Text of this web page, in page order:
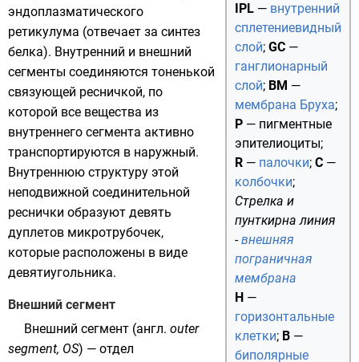
IPL — внутренний
сплетениевидный
слой; GC —
ганглионарный
слой; BM —
мембрана Бруха;
P — пигментные
эпителиоциты;
R — палочки; C —
колбочки;
Стрелка и
пунткирна линия
- внешняя
пограничная
мембрана
H —
горизонтальные
клетки; B —
биполярные
эндоплазматического
ретикулума (отвечает за синтез
белка). Внутренний и внешний
сегменты соединяются тоненькой
связующей ресничкой, по
которой все вещества из
внутреннего сегмента активно
транспортируются в наружный.
Внутреннюю структуру этой
неподвижной соединительной
реснички образуют девять
дуплетов микротрубочек,
которые расположены в виде
девятиугольника.
Внешний сегмент
Внешний сегмент (англ. outer
segment, OS) — отдел